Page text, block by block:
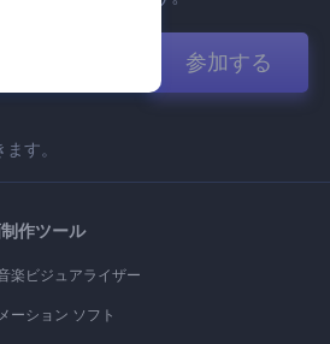
参加する
す。
作ツール
楽ビジュアライザー
ーション ソフト